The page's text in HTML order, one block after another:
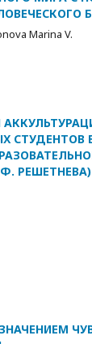
Marina V.
СТУДЕНТОВ
РЕШЕТНЕВА)